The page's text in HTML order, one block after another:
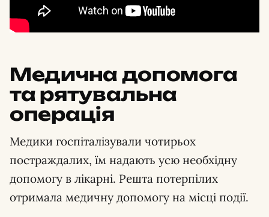
Медична допомога
та рятувальна
операція
Медики госпіталізували чотирьох
постраждалих, їм надають усю необхідну
допомогу в лікарні. Решта потерпілих
отримала медичну допомогу на місці події.